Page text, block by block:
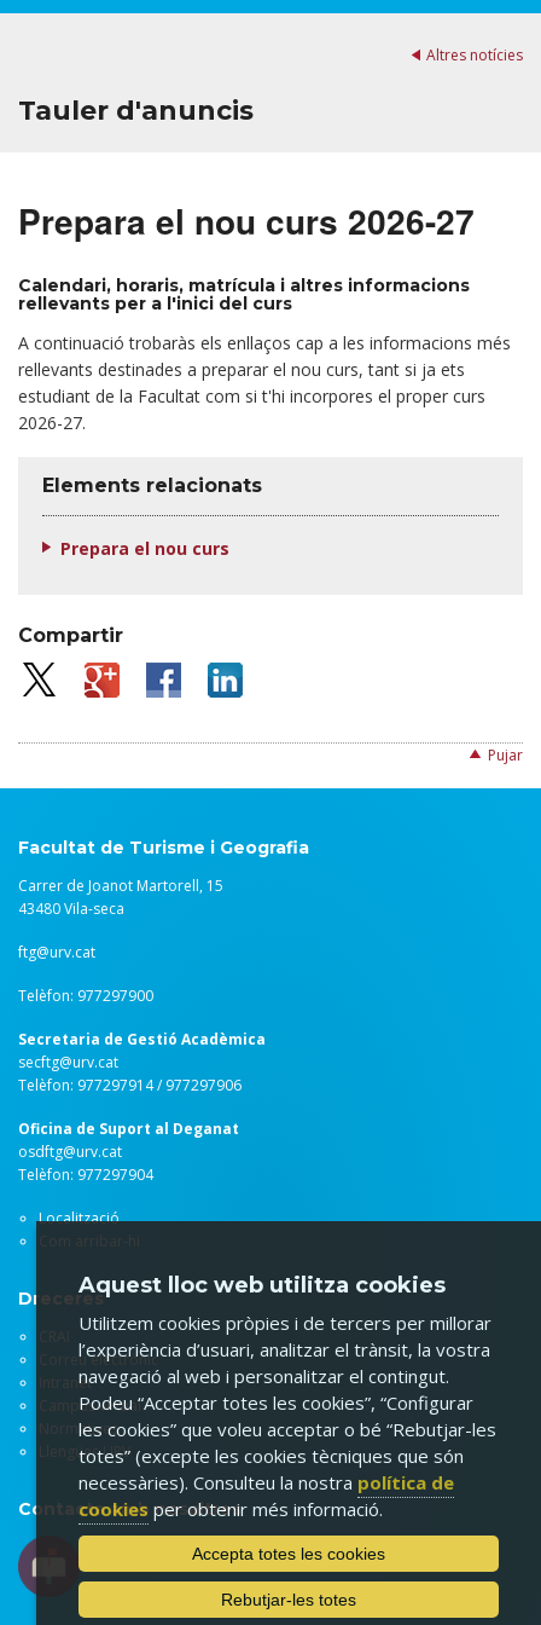
Altres notícies
Tauler d'anuncis
Prepara el nou curs 2026-27
Calendari, horaris, matrícula i altres informacions
rellevants per a l'inici del curs
A continuació trobaràs els enllaços cap a les informacions més
rellevants destinades a preparar el nou curs, tant si ja ets
estudiant de la Facultat com si t'hi incorpores el proper curs
2026-27.
Elements relacionats
Prepara el nou curs
Compartir
Pujar
Facultat de Turisme i Geografia
Carrer de Joanot Martorell, 15
43480 Vila-seca
ftg@urv.cat
Telèfon: 977297900
Secretaria de Gestió Acadèmica
secftg@urv.cat
Telèfon: 977297914 / 977297906
Oficina de Suport al Deganat
osdftg@urv.cat
Telèfon: 977297904
Localització
Com arribar-hi
Dreceres
CRAI
Correu electrònic
Intranet
Campus virtual
Normatives
Llengües URV
Contacta amb nosaltres
Aquest lloc web utilitza cookies
Utilitzem cookies pròpies i de tercers per millorar
l’experiència d’usuari, analitzar el trànsit, la vostra
navegació al web i personalitzar el contingut.
Podeu “Acceptar totes les cookies”, “Configurar
les cookies” que voleu acceptar o bé “Rebutjar-les
totes” (excepte les cookies tècniques que són
necessàries). Consulteu la nostra política de
cookies per obtenir més informació.
Accepta totes les cookies
Rebutjar-les totes